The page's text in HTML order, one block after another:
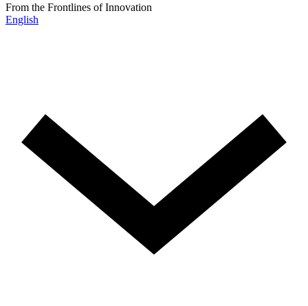
From the Frontlines of Innovation
English